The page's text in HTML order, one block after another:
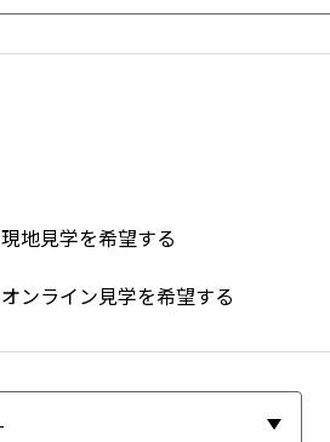
現地見学を希望する
オンライン見学を希望する